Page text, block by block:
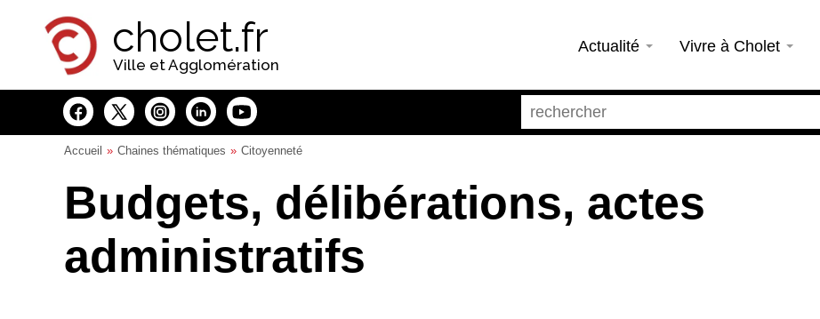
cholet.fr
Ville et Agglomération
Actualité Vivre à Cholet
Accueil Chaines thématiques Citoyenneté
Budgets, délibérations, actes
administratifs